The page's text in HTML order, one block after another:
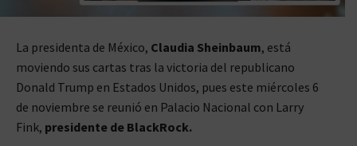
La presidenta de México, Claudia Sheinbaum, está
moviendo sus cartas tras la victoria del republicano
Donald Trump en Estados Unidos, pues este miércoles 6
de noviembre se reunió en Palacio Nacional con Larry
Fink, presidente de BlackRock.